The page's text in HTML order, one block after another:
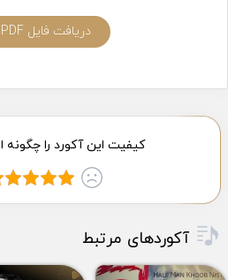
دریافت فایل PDF آکورد
آکوردهای مرتبط